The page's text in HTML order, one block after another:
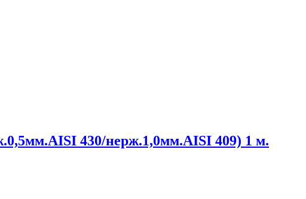
430/нерж.1,0мм.AISI 409) 1 м.